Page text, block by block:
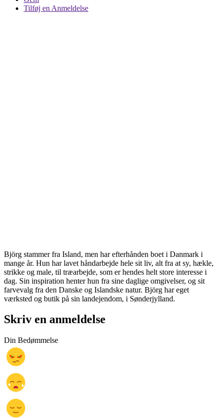
Tilføj en Anmeldelse
Björg stammer fra Island, men har efterhånden boet i Danmark i
mange år. Hun har lavet håndarbejde hele sit liv, alt fra at sy, hækle,
strikke og male, til træarbejde, som er hendes helt store interesse i
dag. Sin inspiration henter hun fra sine daglige omgivelser, og sit
farvevalg fra den Danske og Islandske natur. Björg har eget
værksted og butik på sin landejendom, i Sønderjylland.
Skriv en anmeldelse
Din Bedømmelse